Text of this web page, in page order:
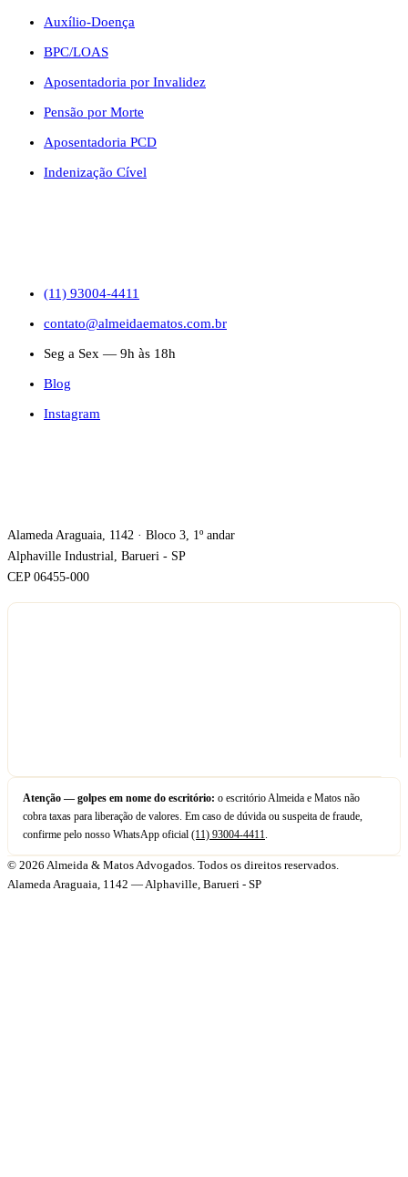
Auxílio-Doença
BPC/LOAS
Aposentadoria por Invalidez
Pensão por Morte
Aposentadoria PCD
Indenização Cível
(11) 93004-4411
contato@almeidaematos.com.br
Seg a Sex — 9h às 18h
Blog
Instagram
Alameda Araguaia, 1142 · Bloco 3, 1º andar
Alphaville Industrial, Barueri - SP
CEP 06455-000
Atenção — golpes em nome do escritório: o escritório Almeida e Matos não
cobra taxas para liberação de valores. Em caso de dúvida ou suspeita de fraude,
confirme pelo nosso WhatsApp oficial (11) 93004-4411.
© 2026 Almeida & Matos Advogados. Todos os direitos reservados.
Alameda Araguaia, 1142 — Alphaville, Barueri - SP